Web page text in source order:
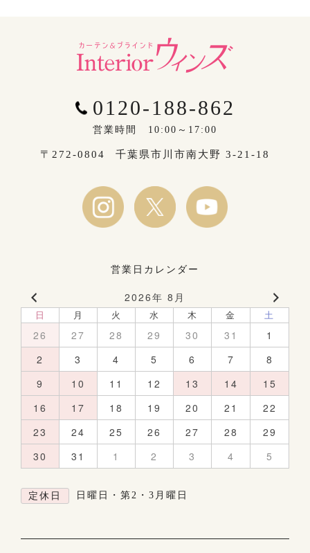
0120-188-862
営業時間 10:00～17:00
〒272-0804 千葉県市川市南大野 3-21-18
営業日カレンダー
2026年 8月
日 月 火 水 木 金 土
26 27 28 29 30 31
1
2
3 4 5 6 7
8
9
10 11 12 13 14
15
16
17 18 19 20 21
22
23
24 25 26 27 28
29
30
31 1 2 3 4 5
定休日 日曜日・第2・3月曜日